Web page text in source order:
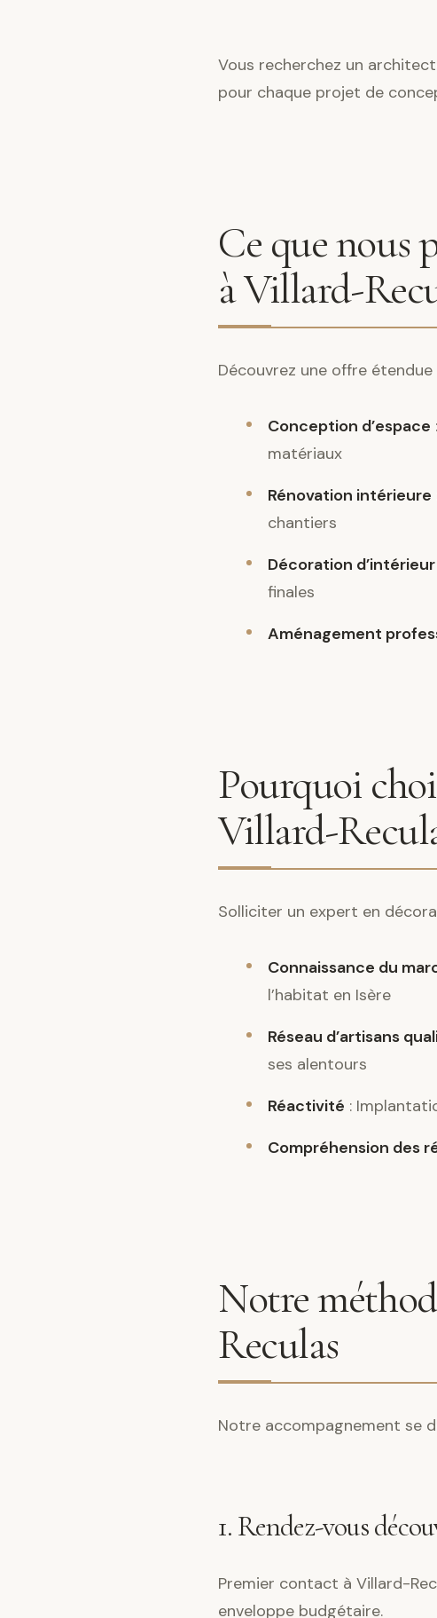
Vous recherchez un
pour chaque projet de
Ce que nous
à Villard-
Découvrez une offre
Conception d’espace
matériaux
Rénovation intérieure
chantiers
Décoration d’intérieur
finales
Aménagement
Pourquoi
Villard-
Solliciter un expert en
Connaissance du
l’habitat en Isère
Réseau d’artisans
ses alentours
Réactivité :
Compréhension des
Notre
Reculas
Notre accompagnement se
1. Rendez-vous
Premier contact à Villard-
enveloppe budgétaire.